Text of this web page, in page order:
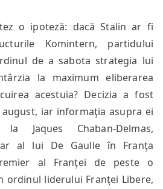
o ipoteză: dacă Stalin ar fi
Komintern, partidului
de a sabota strategia lui
la maximum eliberarea
acestuia? Decizia a fost
iar informaţia asupra ei
Jaques Chaban-Delmas,
al lui De Gaulle în Franţa
al Franţei de peste o
ordinul liderului Franţei Libere,